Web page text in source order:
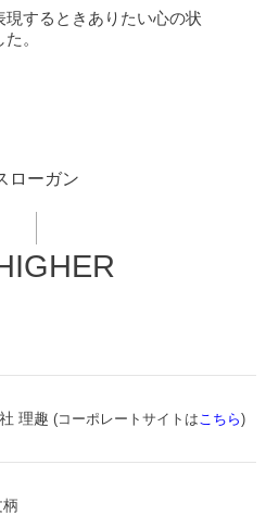
するときありたい心の状
。
ローガン
理趣 (コーポレートサイトは こちら)